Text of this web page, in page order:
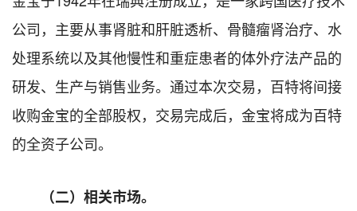
公司，主要从事肾脏和肝脏透析、骨髓瘤肾治疗、水
处理系统以及其他慢性和重症患者的体外疗法产品的
研发、生产与销售业务。通过本次交易，百特将间接
收购金宝的全部股权， 交易完成后，金宝将成为百特
的全资子公司。
（二）相关市场。